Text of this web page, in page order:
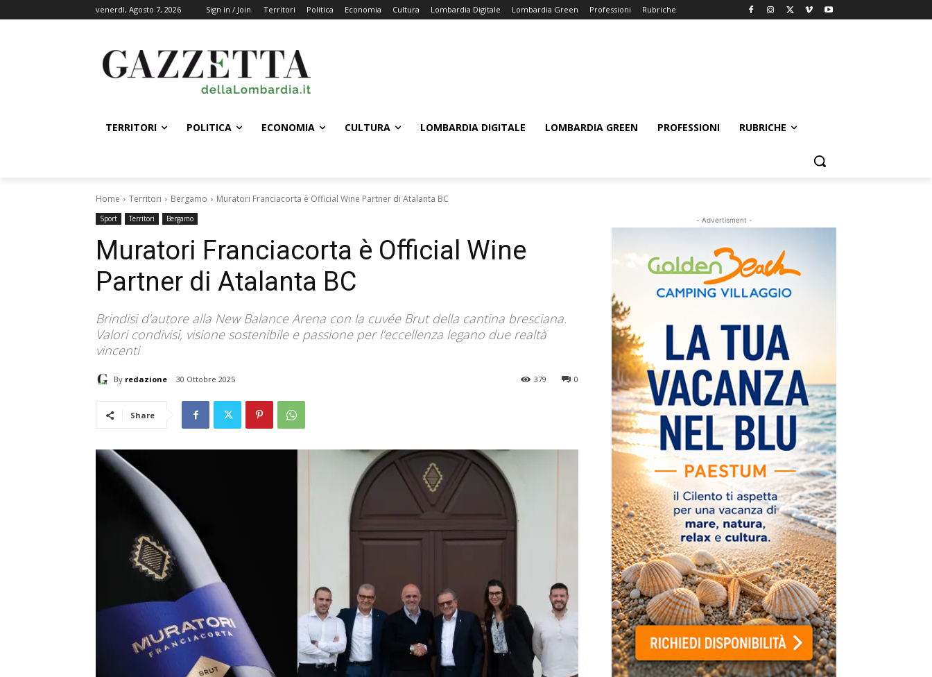
venerdì, Agosto 7, 2026 Sign in / Join Territori Politica Economia Cultura Lombardia Digitale Lombardia Green Professioni Rubriche
TERRITORI POLITICA ECONOMIA CULTURA LOMBARDIA DIGITALE LOMBARDIA GREEN PROFESSIONI RUBRICHE
Home Territori Bergamo Muratori Franciacorta è Official Wine Partner di Atalanta BC
Sport Territori Bergamo
Muratori Franciacorta è Official Wine
Partner di Atalanta BC
Brindisi d’autore alla New Balance Arena con la cuvée Brut della cantina bresciana.
Valori condivisi, visione sostenibile e passione per l’eccellenza legano due realtà
vincenti
By redazione 30 Ottobre 2025 0
379
Share
- Advertisment -